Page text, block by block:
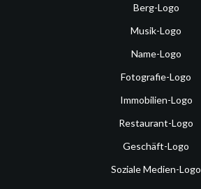
Berg-Logo
Musik-Logo
Name-Logo
Fotografie-Logo
Immobilien-Logo
Restaurant-Logo
Geschäft-Logo
Soziale Medien-Logo